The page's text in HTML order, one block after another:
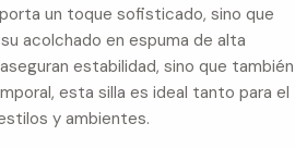
un toque sofisticado, sino que
acolchado en espuma de alta
estabilidad, sino que también
esta silla es ideal tanto para el
y ambientes.